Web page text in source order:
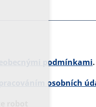
podmínkami.
zpracováním osobních